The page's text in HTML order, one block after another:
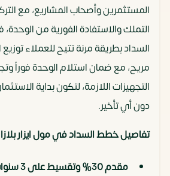
المستثمرين وأصحاب المشاريع، مع
التملك والاستفادة الفورية من
السداد بطريقة مرنة تتيح للعملاء
مريح، مع ضمان استلام الوحدة فوراً
التجهيزات اللازمة، لتكون بداية
دون أي تأخير.
تفاصيل خطط السداد في مول ايزار بلازا
مقدم 30% وتقسيط على 3 سنوات